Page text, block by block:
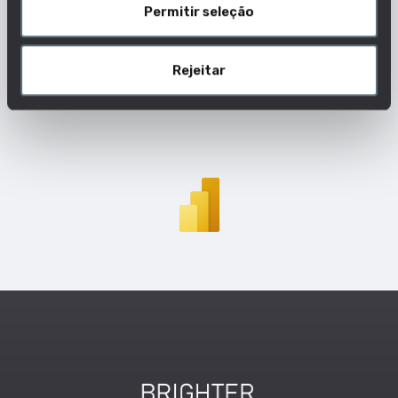
Permitir seleção
Rejeitar
Para além disso, poderás ainda ter uma ideia do
salário, da idade e do risco de esta profissão,
reduzindo assim postos de trabalho.